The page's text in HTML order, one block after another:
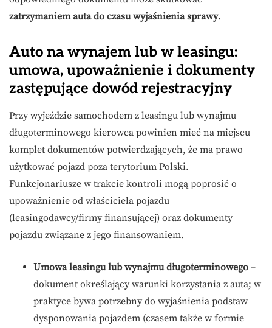
zatrzymaniem auta do czasu wyjaśnienia sprawy.
Auto na wynajem lub w leasingu:
umowa, upoważnienie i dokumenty
zastępujące dowód rejestracyjny
Przy wyjeździe samochodem z leasingu lub wynajmu
długoterminowego kierowca powinien mieć na miejscu
komplet dokumentów potwierdzających, że ma prawo
użytkować pojazd poza terytorium Polski.
Funkcjonariusze w trakcie kontroli mogą poprosić o
upoważnienie od właściciela pojazdu
(leasingodawcy/firmy finansującej) oraz dokumenty
pojazdu związane z jego finansowaniem.
Umowa leasingu lub wynajmu długoterminowego –
dokument określający warunki korzystania z auta; w
praktyce bywa potrzebny do wyjaśnienia podstaw
dysponowania pojazdem (czasem także w formie